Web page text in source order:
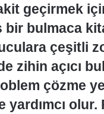
geçirmek
bir bulmaca
çeşitli
zihin açıcı
çözme
olur.